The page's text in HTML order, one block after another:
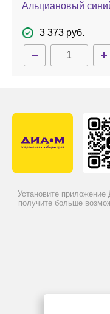
Альциановый
3 373 руб.
Установите приложение
получите больше